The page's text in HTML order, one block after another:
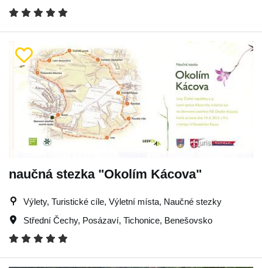
naučná stezka "Okolím Kácova"
Výlety, Turistické cíle, Výletní místa, Naučné stezky
Střední Čechy, Posázaví, Tichonice, Benešovsko